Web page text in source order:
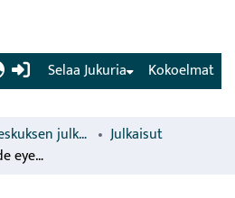
(current) Kokoelmat
Selaa Jukuria
Luonnonvarakeskuksen julkaisut
Julkaisut
Infectivity of trematode eye flukes in farmed salmonid fish - Effects of parasite and host origins.